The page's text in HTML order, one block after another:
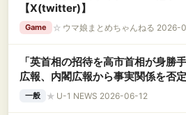
【X(twitter)】
Game ☆ ウマ娘まとめちゃんねる 2026-
「英首相の招待を高市首相が身勝
広報、内閣広報から事実関係を否
一般 ★ U-1 NEWS 2026-06-12